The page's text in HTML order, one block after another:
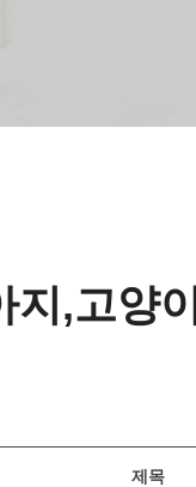
지,고양
제목